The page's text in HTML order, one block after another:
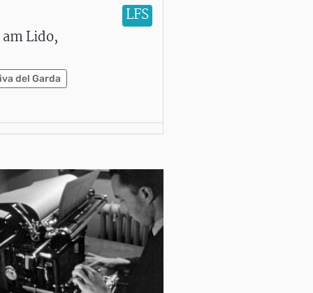
Lido,
del Garda
LFS